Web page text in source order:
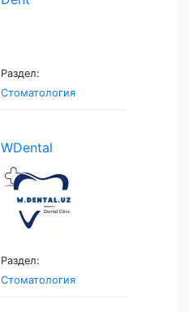
Раздел:
Стоматология
WDental
Раздел:
Стоматология